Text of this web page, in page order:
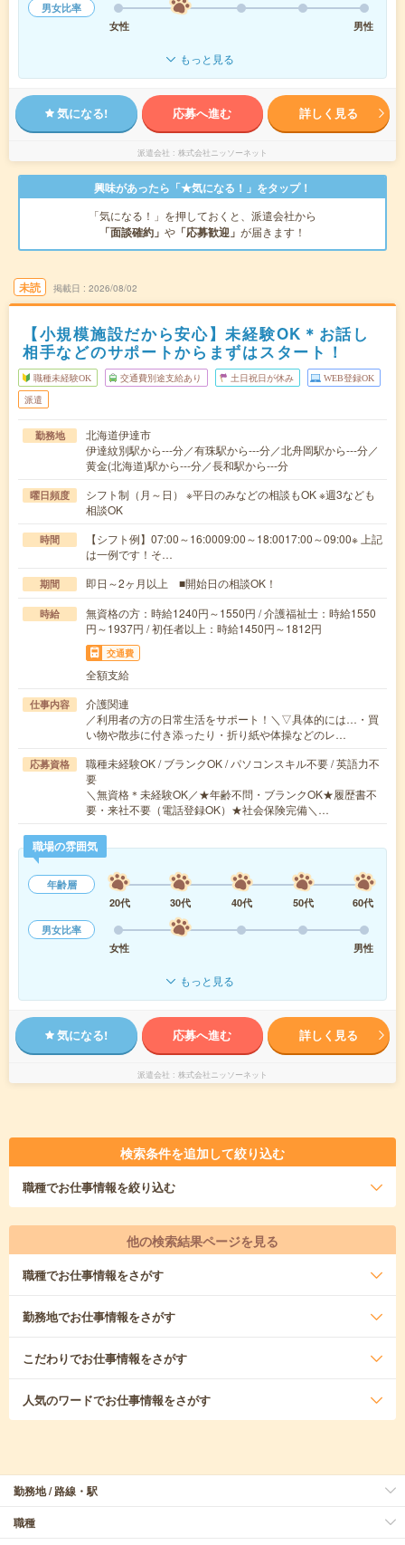
男女比率
女性
男性
もっと見る
気になる! 応募へ進む 詳しく見る
派遣会社 株式会社ニッソーネット
興味があったら「★気になる！」をタップ！
「気になる！」を押しておくと、派遣会社から
「面談確約」 や 「応募歓迎」 が届きます！
未読 掲載日 2026/08/02
【小規模施設だから安心】未経験OK＊お話し
相手などのサポートからまずはスタート！
職種未経験OK 交通費別途支給あり 土日祝日が休み WEB登録OK
派遣
勤務地
北海道伊達市
伊達紋別駅から---分／有珠駅から---分／北舟岡駅から---分／
黄金(北海道)駅から---分／長和駅から---分
曜日頻度
シフト制（月～日） ※平日のみなどの相談もOK ※週3なども
相談OK
時間
【シフト例】07:00～16:0009:00～18:0017:00～09:00※ 上記
は一例です！そ…
期間 即日～2ヶ月以上 ■開始日の相談OK！
時給
無資格の方：時給1240円～1550円 / 介護福祉士：時給1550
円～1937円 / 初任者以上：時給1450円～1812円
交通費
全額支給
仕事内容
介護関連
／利用者の方の日常生活をサポート！＼▽具体的には…・買
い物や散歩に付き添ったり・折り紙や体操などのレ…
応募資格
職種未経験OK / ブランクOK / パソコンスキル不要 / 英語力不
要
＼無資格＊未経験OK／★年齢不問・ブランクOK★履歴書不
要・来社不要（電話登録OK）★社会保険完備＼…
職場の雰囲気
年齢層
20代
30代 40代 50代
60代
男女比率
女性
男性
もっと見る
気になる! 応募へ進む 詳しく見る
派遣会社 株式会社ニッソーネット
検索条件を追加して絞り込む
職種でお仕事情報を絞り込む
他の検索結果ページを見る
職種でお仕事情報をさがす
勤務地でお仕事情報をさがす
こだわりでお仕事情報をさがす
人気のワードでお仕事情報をさがす
勤務地 / 路線・駅
職種